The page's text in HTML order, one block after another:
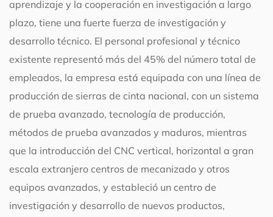
aprendizaje y la cooperación en investigación a largo
plazo, tiene una fuerte fuerza de investigación y
desarrollo técnico. El personal profesional y técnico
existente representó más del 45% del número total de
empleados, la empresa está equipada con una línea de
producción de sierras de cinta nacional, con un sistema
de prueba avanzado, tecnología de producción,
métodos de prueba avanzados y maduros, mientras
que la introducción del CNC vertical, horizontal a gran
escala extranjero centros de mecanizado y otros
equipos avanzados, y estableció un centro de
investigación y desarrollo de nuevos productos,